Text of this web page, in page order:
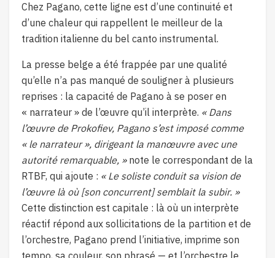
Chez Pagano, cette ligne est d’une continuité et
d’une chaleur qui rappellent le meilleur de la
tradition italienne du bel canto instrumental.
La presse belge a été frappée par une qualité
qu’elle n’a pas manqué de souligner à plusieurs
reprises : la capacité de Pagano à se poser en
« narrateur » de l’œuvre qu’il interprète. « Dans
l’œuvre de Prokofiev, Pagano s’est imposé comme
« le narrateur », dirigeant la manœuvre avec une
autorité remarquable, »note le correspondant de la
RTBF, qui ajoute : « Le soliste conduit sa vision de
l’œuvre là où [son concurrent] semblait la subir. »
Cette distinction est capitale : là où un interprète
réactif répond aux sollicitations de la partition et de
l’orchestre, Pagano prend l’initiative, imprime son